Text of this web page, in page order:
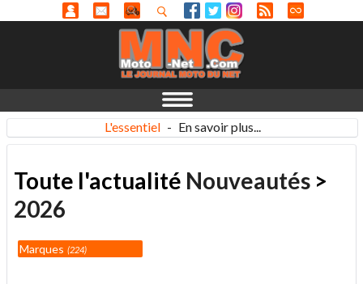
L'essentiel - En savoir plus...
Toute l'actualité Nouveautés >
2026
Marques 224